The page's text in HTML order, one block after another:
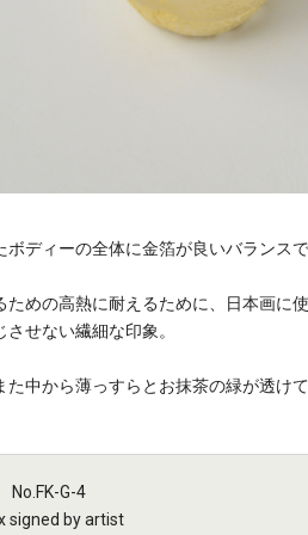
ディーの全体に金箔が良いバランスで
ための高熱に耐えるために、日本画に
せない繊細な印象。
た中から薄っすらとお抹茶の緑が透け
G-4
signed by artist